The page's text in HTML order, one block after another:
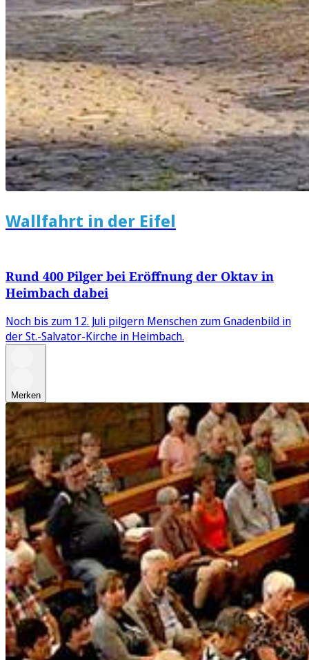
Wallfahrt in der Eifel
Rund 400 Pilger bei Eröffnung der Oktav in
Heimbach dabei
Noch bis zum 12. Juli pilgern Menschen zum Gnadenbild in
der St.-Salvator-Kirche in Heimbach.
Merken